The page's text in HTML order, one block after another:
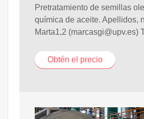
Pretratamiento de semillas
química de aceite. Apellidos,
Marta1,2 (marcasgi@upv.es)
Obtén el precio